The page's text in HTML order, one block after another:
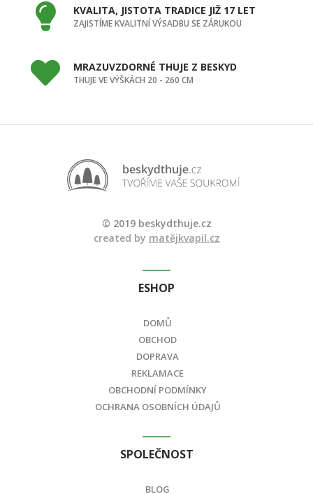
KVALITA, JISTOTA TRADICE JIŽ 17 LET
ZAJISTÍME KVALITNÍ VÝSADBU SE ZÁRUKOU
MRAZUVZDORNÉ THUJE Z BESKYD
THUJE VE VÝŠKÁCH 20 - 260 CM
© 2019 beskydthuje.cz
created by matějkvapil.cz
ESHOP
DOMŮ
OBCHOD
DOPRAVA
REKLAMACE
OBCHODNÍ PODMÍNKY
OCHRANA OSOBNÍCH ÚDAJŮ
SPOLEČNOST
BLOG